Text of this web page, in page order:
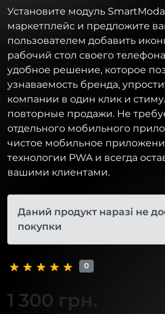
Установите модуль
маркетплейс и предложите
пользователем добавить
рабочий стол своего
удобное решение, которое
узнаваемость бренда,
компании в один клик и
повторные продажи. Не
отдельного мобильного
чистое мобильное
технологии PWA и всегда
вашими клиентами.
Даний продукт наразі не
покупки
0
1 300 грн.